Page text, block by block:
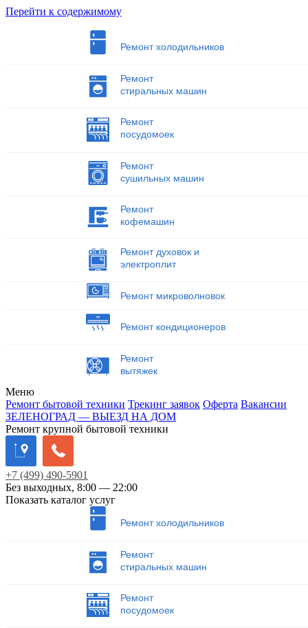
Перейти к содержимому
Ремонт холодильников
Ремонт
стиральных машин
Ремонт
посудомоек
Ремонт
сушильных машин
Ремонт
кофемашин
Ремонт духовок и
электроплит
Ремонт микроволновок
Ремонт кондиционеров
Ремонт
вытяжек
Меню
Ремонт бытовой техники Трекинг заявок Оферта Вакансии
ЗЕЛЕНОГРАД — ВЫЕЗД НА ДОМ
Ремонт крупной бытовой техники
+7 (499) 490-5901
Без выходных, 8:00 — 22:00
Показать каталог услуг
Ремонт холодильников
Ремонт
стиральных машин
Ремонт
посудомоек